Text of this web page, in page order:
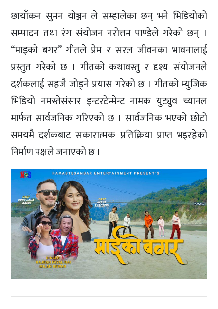
छायाँकन सुमन योञ्जन ले सम्हालेका छन् भने भिडियोको
सम्पादन तथा रंग संयोजन नरोत्तम पाण्डेले गरेको छन् ।
“माइको बगर” गीतले प्रेम र सरल जीवनका भावनालाई
प्रस्तुत गरेको छ । गीतको कथावस्तु र दृश्य संयोजनले
दर्शकलाई सहजै जोड्ने प्रयास गरेको छ । गीतको म्युजिक
भिडियो नमस्तेसंसार इन्टरटेन्मेन्ट नामक युट्युव च्यानल
मार्फत सार्वजनिक गरिएको छ । सार्वजनिक भएको छोटो
समयमै दर्शकबाट सकारात्मक प्रतिक्रिया प्राप्त भइरहेको
निर्माण पक्षले जनाएको छ ।